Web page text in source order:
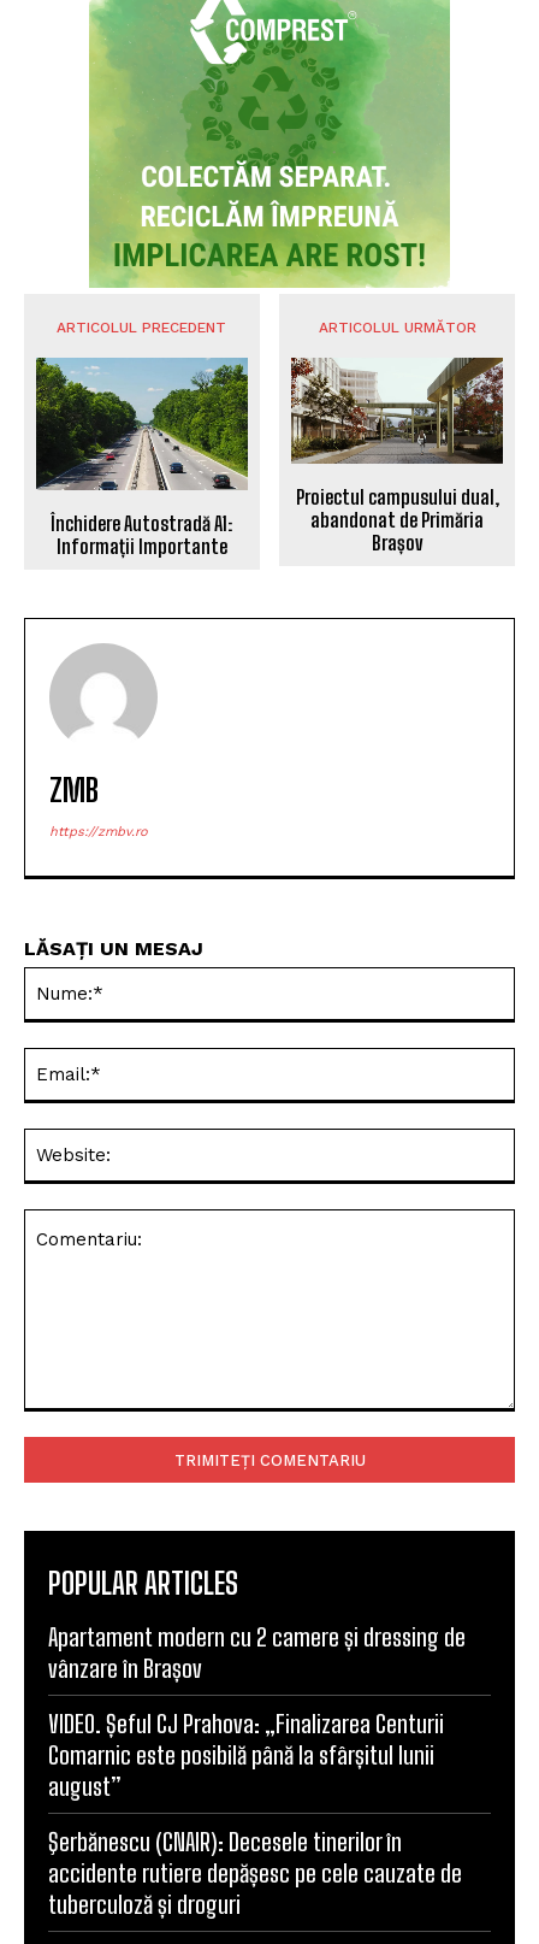
ARTICOLUL PRECEDENT
Închidere Autostradă A1:
Informații Importante
ARTICOLUL URMĂTOR
Proiectul campusului dual,
abandonat de Primăria
Brașov
ZMB
https://zmbv.ro
LĂSAȚI UN MESAJ
POPULAR ARTICLES
Apartament modern cu 2 camere și dressing de
vânzare în Brașov
VIDEO. Șeful CJ Prahova: „Finalizarea Centurii
Comarnic este posibilă până la sfârșitul lunii
august”
Şerbănescu (CNAIR): Decesele tinerilor în
accidente rutiere depășesc pe cele cauzate de
tuberculoză și droguri